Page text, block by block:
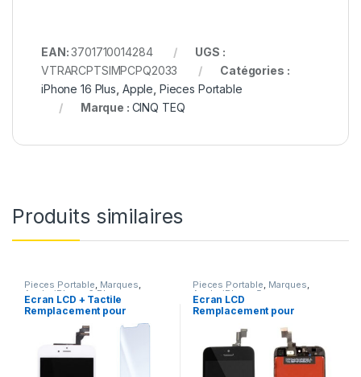
EAN:3701710014284
UGS :
VTRARCPTSIMPCPQ2033
Catégories :
iPhone 16 Plus, Apple, Pieces Portable
Marque : CINQ TEQ
Produits similaires
Pieces Portable, Marques,
Apple iPhone 6 Plus
Ecran LCD + Tactile
Remplacement pour
Pieces Portable, Marques,
Apple iPhone 5s
Ecran LCD
Remplacement pour
tactile + Outils